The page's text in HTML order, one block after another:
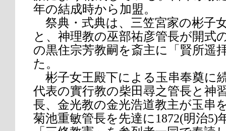
年の結成時から加盟。
祭典・式典は、三笠宮家の彬子
と、神理教の巫部祐彦管長が開式
の黒住宗芳教嗣を斎主に「賢所遥
た。
彬子女王殿下による玉串奉奠に
代表の實行教の柴田尋之管長と神
長、金光教の金光浩道教主が玉串
菊池重敏管長を先達に1872(明治5)